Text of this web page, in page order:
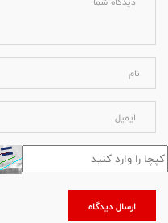
ارسال دیدگاه